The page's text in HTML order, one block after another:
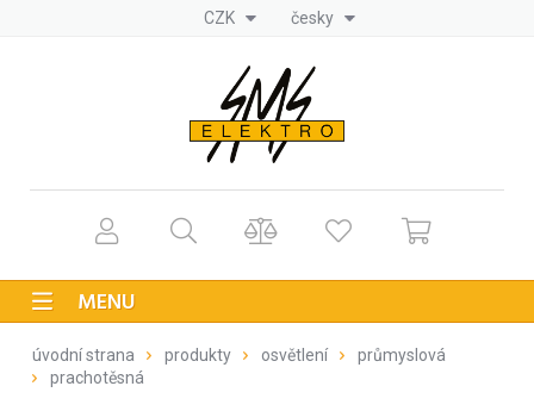
CZK česky
MENU
úvodní strana produkty osvětlení
průmyslová
prachotěsná